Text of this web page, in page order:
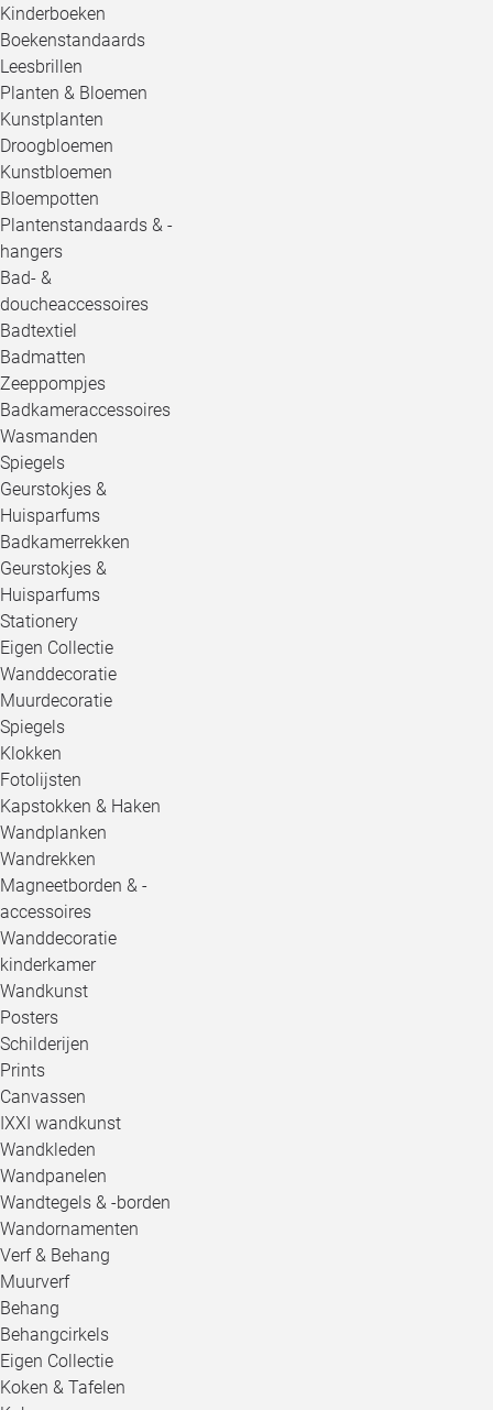
Kinderboeken
Boekenstandaards
Leesbrillen
Planten & Bloemen
Kunstplanten
Droogbloemen
Kunstbloemen
Bloempotten
Plantenstandaards & -
hangers
Bad- &
doucheaccessoires
Badtextiel
Badmatten
Zeeppompjes
Badkameraccessoires
Wasmanden
Spiegels
Geurstokjes &
Huisparfums
Badkamerrekken
Geurstokjes &
Huisparfums
Stationery
Eigen Collectie
Wanddecoratie
Muurdecoratie
Spiegels
Klokken
Fotolijsten
Kapstokken & Haken
Wandplanken
Wandrekken
Magneetborden & -
accessoires
Wanddecoratie
kinderkamer
Wandkunst
Posters
Schilderijen
Prints
Canvassen
IXXI wandkunst
Wandkleden
Wandpanelen
Wandtegels & -borden
Wandornamenten
Verf & Behang
Muurverf
Behang
Behangcirkels
Eigen Collectie
Koken & Tafelen